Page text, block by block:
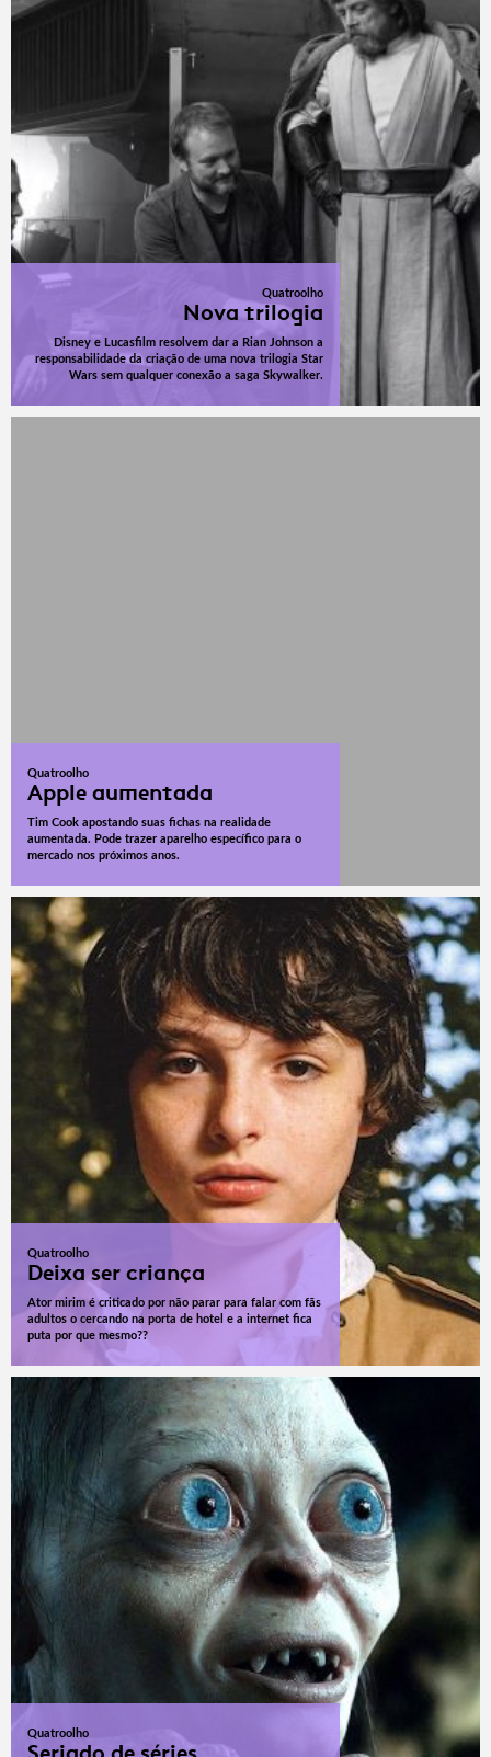
Quatroolho
Nova trilogia
Disney e Lucasfilm resolvem dar a Rian Johnson a
responsabilidade da criação de uma nova trilogia Star
Wars sem qualquer conexão a saga Skywalker.
Quatroolho
Apple aumentada
Tim Cook apostando suas fichas na realidade
aumentada. Pode trazer aparelho específico para o
mercado nos próximos anos.
Quatroolho
Deixa ser criança
Ator mirim é criticado por não parar para falar com fãs
adultos o cercando na porta de hotel e a internet fica
puta por que mesmo??
Quatroolho